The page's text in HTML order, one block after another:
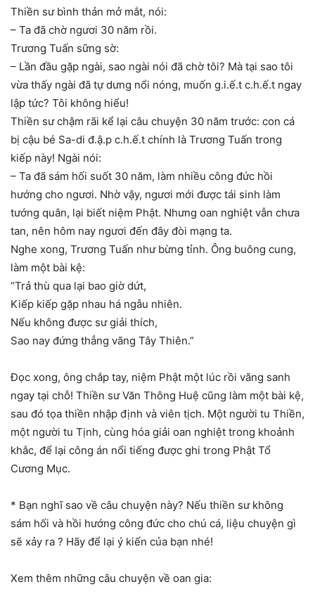
Thiền sư bình thản mở mắt, nói:
– Ta đã chờ ngươi 30 năm rồi.
Trương Tuấn sững sờ:
– Lần đầu gặp ngài, sao ngài nói đã chờ tôi? Mà tại sao tôi
vừa thấy ngài đã tự dưng nổi nóng, muốn g.i.ế.t c.h.ế.t ngay
lập tức? Tôi không hiểu!
Thiền sư chậm rãi kể lại câu chuyện 30 năm trước: con cá
bị cậu bé Sa-di đ.ậ.p c.h.ế.t chính là Trương Tuấn trong
kiếp này! Ngài nói:
– Ta đã sám hối suốt 30 năm, làm nhiều công đức hồi
hướng cho ngươi. Nhờ vậy, ngươi mới được tái sinh làm
tướng quân, lại biết niệm Phật. Nhưng oan nghiệt vẫn chưa
tan, nên hôm nay ngươi đến đây đòi mạng ta.
Nghe xong, Trương Tuấn như bừng tỉnh. Ông buông cung,
làm một bài kệ:
“Trả thù qua lại bao giờ dứt,
Kiếp kiếp gặp nhau há ngẫu nhiên.
Nếu không được sư giải thích,
Sao nay đứng thẳng vãng Tây Thiên.”
Đọc xong, ông chắp tay, niệm Phật một lúc rồi vãng sanh
ngay tại chỗ! Thiền sư Văn Thông Huệ cũng làm một bài kệ,
sau đó tọa thiền nhập định và viên tịch. Một người tu Thiền,
một người tu Tịnh, cùng hóa giải oan nghiệt trong khoảnh
khắc, để lại công án nổi tiếng được ghi trong Phật Tổ
Cương Mục.
* Bạn nghĩ sao về câu chuyện này? Nếu thiền sư không
sám hối và hồi hướng công đức cho chú cá, liệu chuyện gì
sẽ xảy ra ? Hãy để lại ý kiến của bạn nhé!
Xem thêm những câu chuyện về oan gia: